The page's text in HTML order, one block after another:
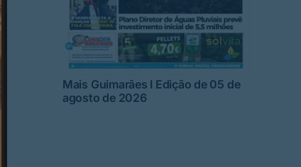
Mais Guimarães I Edição de 05 de
agosto de 2026